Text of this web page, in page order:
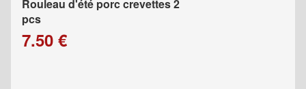
Rouleau d'été porc crevettes 2
pcs
7.50 €